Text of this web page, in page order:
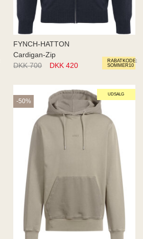
RABATKODE:
SOMMER10
FYNCH-HATTON
Cardigan-Zip
DKK 700
DKK 420
UDSALG
-50%